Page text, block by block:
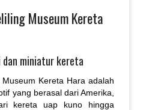
Museum Kereta
miniatur kereta
Kereta Hara adalah
yang berasal dari Amerika,
kereta uap kuno hingga